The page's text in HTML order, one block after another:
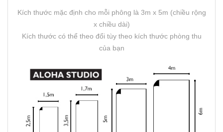
Kích thước mặc định cho mỗi phông là 3m x 5m (chiều rộng
x chiều dài)
Kích thước có thể theo đổi tùy theo kích thước phòng thu
của bạn